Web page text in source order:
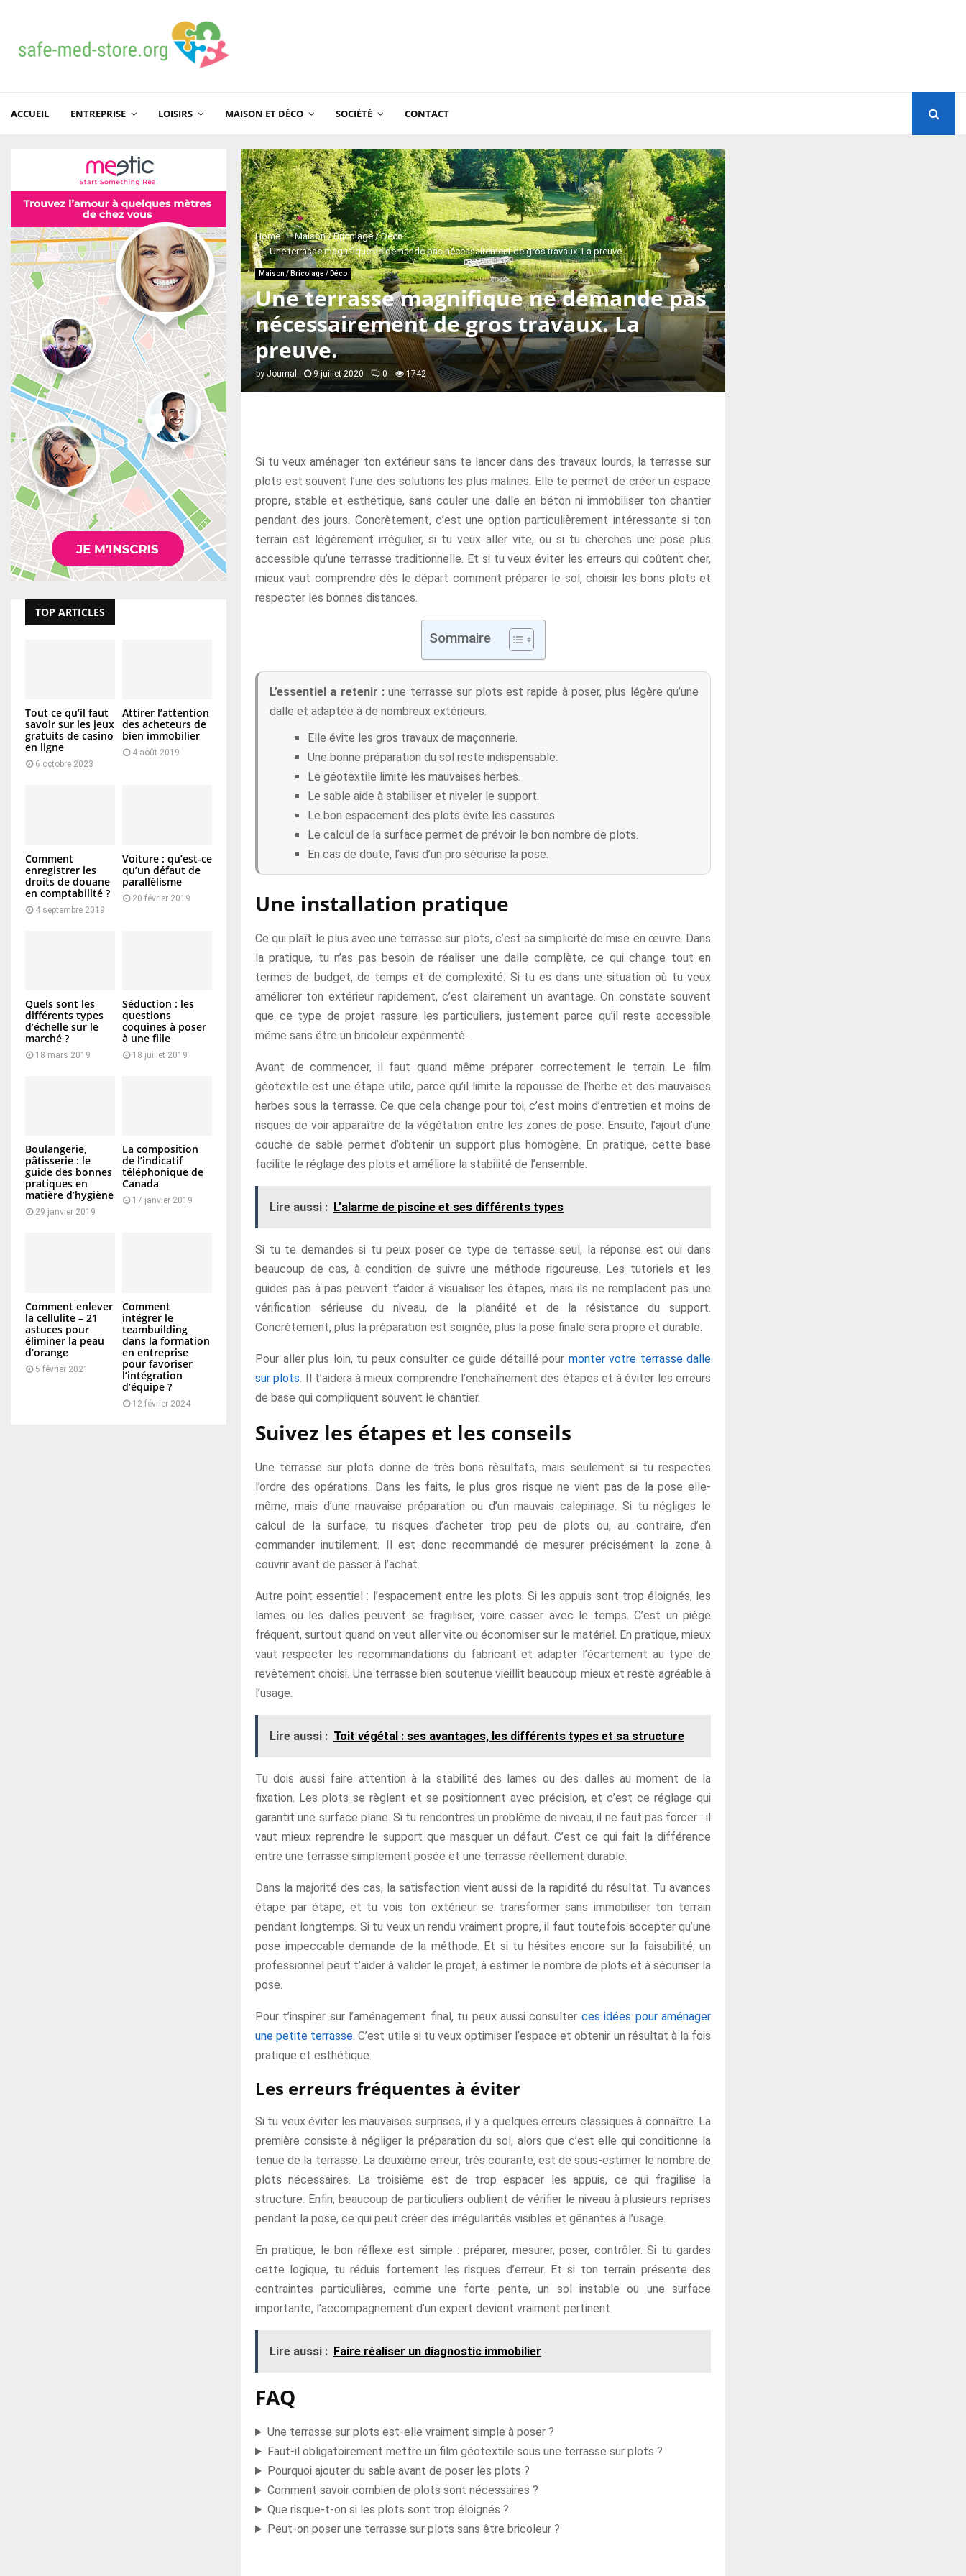
ACCUEIL ENTREPRISE LOISIRS MAISON ET DÉCO SOCIÉTÉ CONTACT
Home
Maison / Bricolage / Déco
Une terrasse magnifique ne demande pas nécessairement de gros travaux. La preuve.
Maison / Bricolage / Déco
Une terrasse magnifique ne demande pas
nécessairement de gros travaux. La
preuve.
by Journal 9 juillet 2020 0 1742
Si tu veux aménager ton extérieur sans te lancer dans des travaux lourds, la terrasse sur
plots est souvent l’une des solutions les plus malines. Elle te permet de créer un espace
propre, stable et esthétique, sans couler une dalle en béton ni immobiliser ton chantier
pendant des jours. Concrètement, c’est une option particulièrement intéressante si ton
terrain est légèrement irrégulier, si tu veux aller vite, ou si tu cherches une pose plus
accessible qu’une terrasse traditionnelle. Et si tu veux éviter les erreurs qui coûtent cher,
mieux vaut comprendre dès le départ comment préparer le sol, choisir les bons plots et
respecter les bonnes distances.
Sommaire
L’essentiel a retenir : une terrasse sur plots est rapide à poser, plus légère qu’une
dalle et adaptée à de nombreux extérieurs.
Elle évite les gros travaux de maçonnerie.
Une bonne préparation du sol reste indispensable.
Le géotextile limite les mauvaises herbes.
Le sable aide à stabiliser et niveler le support.
Le bon espacement des plots évite les cassures.
Le calcul de la surface permet de prévoir le bon nombre de plots.
En cas de doute, l’avis d’un pro sécurise la pose.
Une installation pratique
Ce qui plaît le plus avec une terrasse sur plots, c’est sa simplicité de mise en œuvre. Dans
la pratique, tu n’as pas besoin de réaliser une dalle complète, ce qui change tout en
termes de budget, de temps et de complexité. Si tu es dans une situation où tu veux
améliorer ton extérieur rapidement, c’est clairement un avantage. On constate souvent
que ce type de projet rassure les particuliers, justement parce qu’il reste accessible
même sans être un bricoleur expérimenté.
Avant de commencer, il faut quand même préparer correctement le terrain. Le film
géotextile est une étape utile, parce qu’il limite la repousse de l’herbe et des mauvaises
herbes sous la terrasse. Ce que cela change pour toi, c’est moins d’entretien et moins de
risques de voir apparaître de la végétation entre les zones de pose. Ensuite, l’ajout d’une
couche de sable permet d’obtenir un support plus homogène. En pratique, cette base
facilite le réglage des plots et améliore la stabilité de l’ensemble.
Lire aussi : L’alarme de piscine et ses différents types
Si tu te demandes si tu peux poser ce type de terrasse seul, la réponse est oui dans
beaucoup de cas, à condition de suivre une méthode rigoureuse. Les tutoriels et les
guides pas à pas peuvent t’aider à visualiser les étapes, mais ils ne remplacent pas une
vérification sérieuse du niveau, de la planéité et de la résistance du support.
Concrètement, plus la préparation est soignée, plus la pose finale sera propre et durable.
Pour aller plus loin, tu peux consulter ce guide détaillé pour monter votre terrasse dalle
sur plots. Il t’aidera à mieux comprendre l’enchaînement des étapes et à éviter les erreurs
de base qui compliquent souvent le chantier.
Suivez les étapes et les conseils
Une terrasse sur plots donne de très bons résultats, mais seulement si tu respectes
l’ordre des opérations. Dans les faits, le plus gros risque ne vient pas de la pose elle-
même, mais d’une mauvaise préparation ou d’un mauvais calepinage. Si tu négliges le
calcul de la surface, tu risques d’acheter trop peu de plots ou, au contraire, d’en
commander inutilement. Il est donc recommandé de mesurer précisément la zone à
couvrir avant de passer à l’achat.
Autre point essentiel : l’espacement entre les plots. Si les appuis sont trop éloignés, les
lames ou les dalles peuvent se fragiliser, voire casser avec le temps. C’est un piège
fréquent, surtout quand on veut aller vite ou économiser sur le matériel. En pratique, mieux
vaut respecter les recommandations du fabricant et adapter l’écartement au type de
revêtement choisi. Une terrasse bien soutenue vieillit beaucoup mieux et reste agréable à
l’usage.
Lire aussi : Toit végétal : ses avantages, les différents types et sa structure
Tu dois aussi faire attention à la stabilité des lames ou des dalles au moment de la
fixation. Les plots se règlent et se positionnent avec précision, et c’est ce réglage qui
garantit une surface plane. Si tu rencontres un problème de niveau, il ne faut pas forcer : il
vaut mieux reprendre le support que masquer un défaut. C’est ce qui fait la différence
entre une terrasse simplement posée et une terrasse réellement durable.
Dans la majorité des cas, la satisfaction vient aussi de la rapidité du résultat. Tu avances
étape par étape, et tu vois ton extérieur se transformer sans immobiliser ton terrain
pendant longtemps. Si tu veux un rendu vraiment propre, il faut toutefois accepter qu’une
pose impeccable demande de la méthode. Et si tu hésites encore sur la faisabilité, un
professionnel peut t’aider à valider le projet, à estimer le nombre de plots et à sécuriser la
pose.
Pour t’inspirer sur l’aménagement final, tu peux aussi consulter ces idées pour aménager
une petite terrasse. C’est utile si tu veux optimiser l’espace et obtenir un résultat à la fois
pratique et esthétique.
Les erreurs fréquentes à éviter
Si tu veux éviter les mauvaises surprises, il y a quelques erreurs classiques à connaître. La
première consiste à négliger la préparation du sol, alors que c’est elle qui conditionne la
tenue de la terrasse. La deuxième erreur, très courante, est de sous-estimer le nombre de
plots nécessaires. La troisième est de trop espacer les appuis, ce qui fragilise la
structure. Enfin, beaucoup de particuliers oublient de vérifier le niveau à plusieurs reprises
pendant la pose, ce qui peut créer des irrégularités visibles et gênantes à l’usage.
En pratique, le bon réflexe est simple : préparer, mesurer, poser, contrôler. Si tu gardes
cette logique, tu réduis fortement les risques d’erreur. Et si ton terrain présente des
contraintes particulières, comme une forte pente, un sol instable ou une surface
importante, l’accompagnement d’un expert devient vraiment pertinent.
Lire aussi : Faire réaliser un diagnostic immobilier
FAQ
Une terrasse sur plots est-elle vraiment simple à poser ?
Faut-il obligatoirement mettre un film géotextile sous une terrasse sur plots ?
Pourquoi ajouter du sable avant de poser les plots ?
Comment savoir combien de plots sont nécessaires ?
Que risque-t-on si les plots sont trop éloignés ?
Peut-on poser une terrasse sur plots sans être bricoleur ?
TOP ARTICLES
Tout ce qu’il faut
savoir sur les jeux
gratuits de casino
en ligne
6 octobre 2023
Attirer l’attention
des acheteurs de
bien immobilier
4 août 2019
Comment
enregistrer les
droits de douane
en comptabilité ?
4 septembre 2019
Voiture : qu’est-ce
qu’un défaut de
parallélisme
20 février 2019
Quels sont les
différents types
d’échelle sur le
marché ?
18 mars 2019
Séduction : les
questions
coquines à poser
à une fille
18 juillet 2019
Boulangerie,
pâtisserie : le
guide des bonnes
pratiques en
matière d’hygiène
29 janvier 2019
La composition
de l’indicatif
téléphonique de
Canada
17 janvier 2019
Comment enlever
la cellulite – 21
astuces pour
éliminer la peau
d’orange
5 février 2021
Comment
intégrer le
teambuilding
dans la formation
en entreprise
pour favoriser
l’intégration
d’équipe ?
12 février 2024